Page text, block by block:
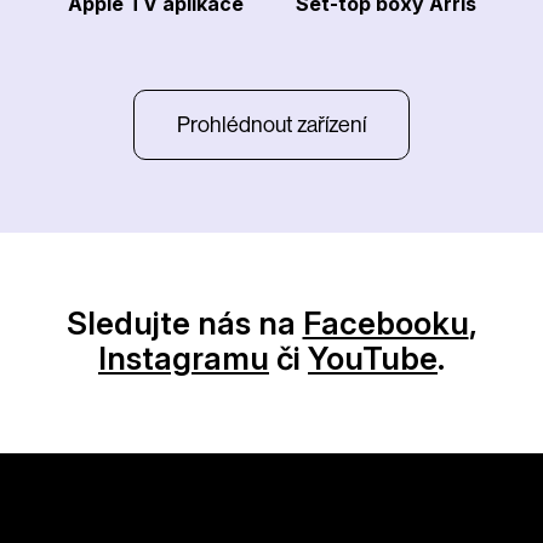
Prohlédnout zařízení
Sledujte nás na Facebooku,
Instagramu či YouTube.